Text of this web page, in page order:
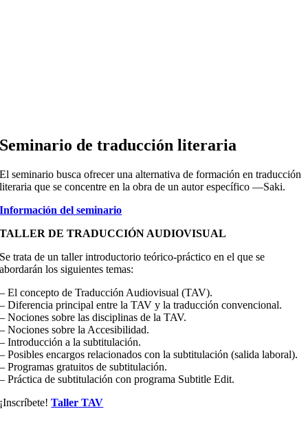
Seminario de traducción literaria
El seminario busca ofrecer una alternativa de formación en traducción
literaria que se concentre en la obra de un autor específico —Saki.
Información del seminario
TALLER DE TRADUCCIÓN AUDIOVISUAL
Se trata de un taller introductorio teórico-práctico en el que se
abordarán los siguientes temas:
– El concepto de Traducción Audiovisual (TAV).
– Diferencia principal entre la TAV y la traducción convencional.
– Nociones sobre las disciplinas de la TAV.
– Nociones sobre la Accesibilidad.
– Introducción a la subtitulación.
– Posibles encargos relacionados con la subtitulación (salida laboral).
– Programas gratuitos de subtitulación.
– Práctica de subtitulación con programa Subtitle Edit.
¡Inscríbete!Taller TAV